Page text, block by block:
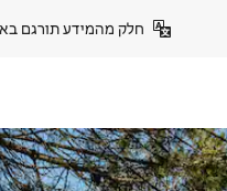
חלק מהמידע תורגם